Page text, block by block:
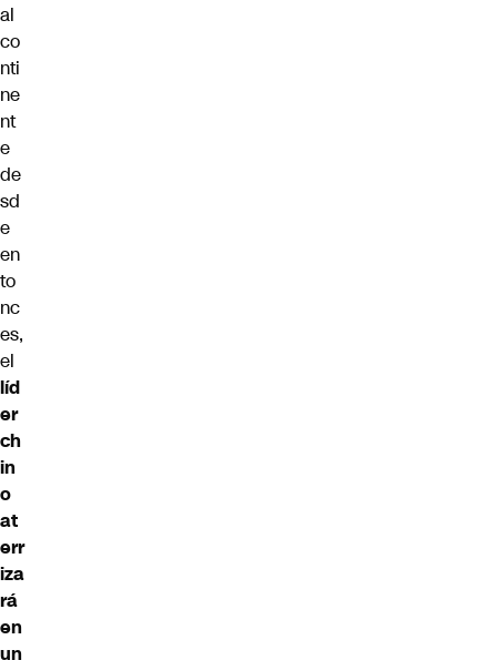
al
co
nti
ne
nt
e
de
sd
e
en
to
nc
es,
el
líd
er
ch
in
o
at
err
iza
rá
en
un